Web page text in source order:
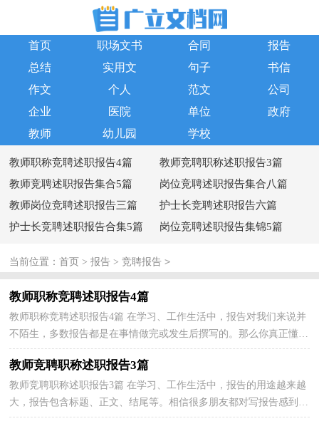
首页 职场文书 合同
报告
总结
实用文 句子
书信
作文
个人 范文
公司
企业
医院 单位
政府
教师
幼儿园 学校
教师职称竞聘述职报告4篇
教师竞聘职称述职报告3篇
教师竞聘述职报告集合5篇
岗位竞聘述职报告集合八篇
教师岗位竞聘述职报告三篇
护士长竞聘述职报告六篇
护士长竞聘述职报告合集5篇
岗位竞聘述职报告集锦5篇
当前位置：首页 >报告 >竞聘报告 >
教师职称竞聘述职报告4篇
教师职称竞聘述职报告4篇 在学习、工作生活中，报告对我们来说并
不陌生，多数报告都是在事情做完或发生后撰写的。那么你真正懂得
怎么写好报告吗？以下是小编为大家整理的教师职称...
教师竞聘职称述职报告3篇
教师竞聘职称述职报告3篇 在学习、工作生活中，报告的用途越来越
大，报告包含标题、正文、结尾等。相信很多朋友都对写报告感到非
常苦恼吧，下面是小编为大家整理的教师竞聘职称述...